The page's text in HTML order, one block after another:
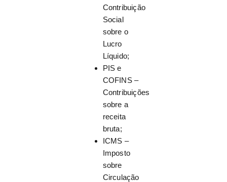
Contribuição
Social
sobre o
Lucro
Líquido;
PIS e
COFINS –
Contribuições
sobre a
receita
bruta;
ICMS –
Imposto
sobre
Circulação